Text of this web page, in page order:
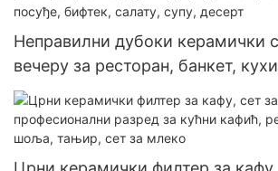
Неправилни дубоки керамички
вечеру за ресторан, банкет,
хотел, комерцијално посуђе,
супу, десерт